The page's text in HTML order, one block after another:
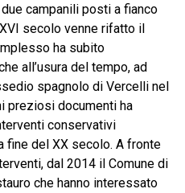
campanili posti a fianco
secolo venne rifatto il
ha subito
all’usura del tempo, ad
spagnolo di Vercelli nel
preziosi documenti ha
conservativi
fine del XX secolo. A fronte
dal 2014 il Comune di
che hanno interessato